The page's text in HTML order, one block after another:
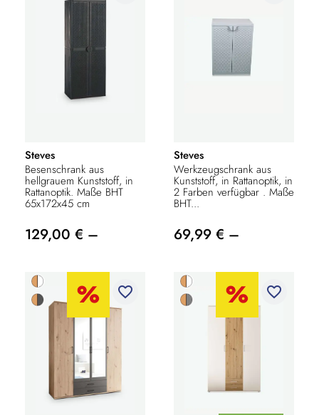
Steves
Besenschrank aus
hellgrauem Kunststoff, in
Rattanoptik. Maße BHT
65x172x45 cm
129,00 € –
Steves
Werkzeugschrank aus
Kunststoff, in Rattanoptik, in
2 Farben verfügbar . Maße
BHT...
69,99 € –
favorite_border favorite_border